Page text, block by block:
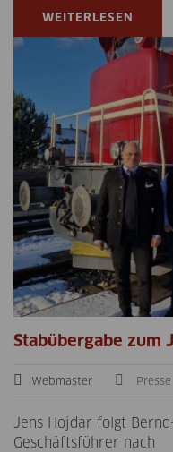
WEITERLESEN
Stabübergabe zum
Webmaster Presse
Jens Hojdar folgt
Geschäftsführer nach